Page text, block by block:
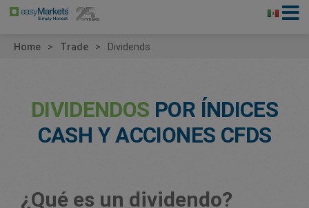
Home Trade Dividends
DIVIDENDOS POR ÍNDICES
CASH Y ACCIONES CFDS
¿Qué es un dividendo?